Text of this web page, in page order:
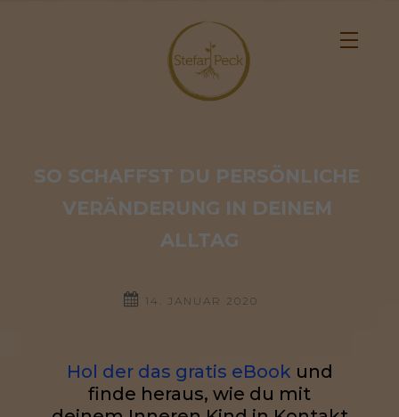
SO SCHAFFST DU PERSÖNLICHE
VERÄNDERUNG IN DEINEM
ALLTAG
14. JANUAR 2020
Hol der das gratis eBook und
finde heraus, wie du mit